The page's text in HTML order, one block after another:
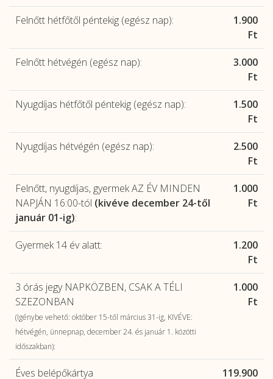
Felnőtt hétfőtől péntekig (egész nap):
1.900
Ft
Felnőtt hétvégén (egész nap):
3.000
Ft
Nyugdíjas hétfőtől péntekig (egész nap):
1.500
Ft
Nyugdíjas hétvégén (egész nap):
2.500
Ft
Felnőtt, nyugdíjas, gyermek AZ ÉV MINDEN
NAPJÁN 16:00-tól (kivéve december 24-től
január 01-ig):
1.000
Ft
Gyermek 14 év alatt:
1.200
Ft
3 órás jegy NAPKÖZBEN, CSAK A TÉLI
SZEZONBAN
(Igénybe vehető: október 15-től március 31-ig, KIVÉVE:
hétvégén, ünnepnap, december 24. és január 1. közötti
időszakban):
1.000
Ft
Éves belépőkártya
119.900